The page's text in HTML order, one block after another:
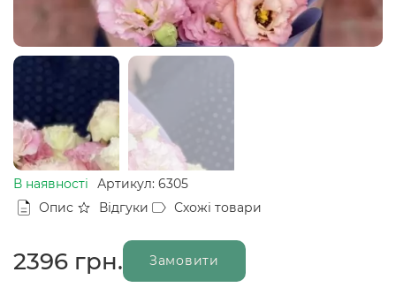
В наявності
Артикул: 6305
Опис
Відгуки Схожі товари
2396 грн. Замовити